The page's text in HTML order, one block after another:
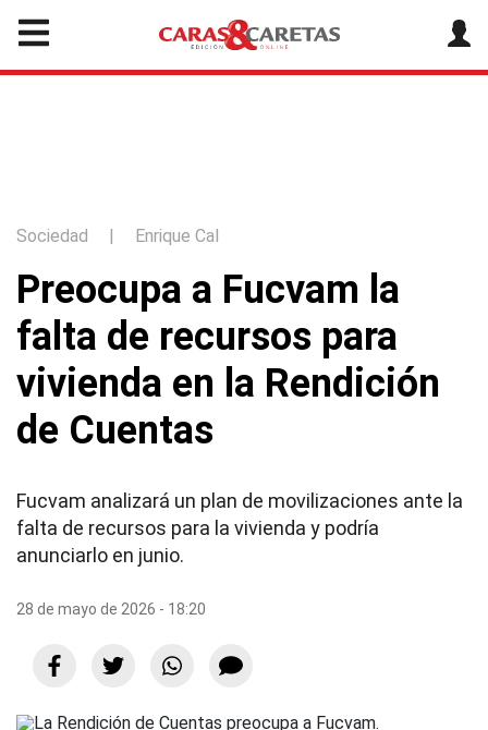
Sociedad | Enrique Cal
Preocupa a Fucvam la
falta de recursos para
vivienda en la Rendición
de Cuentas
Fucvam analizará un plan de movilizaciones ante la
falta de recursos para la vivienda y podría
anunciarlo en junio.
28 de mayo de 2026 - 18:20